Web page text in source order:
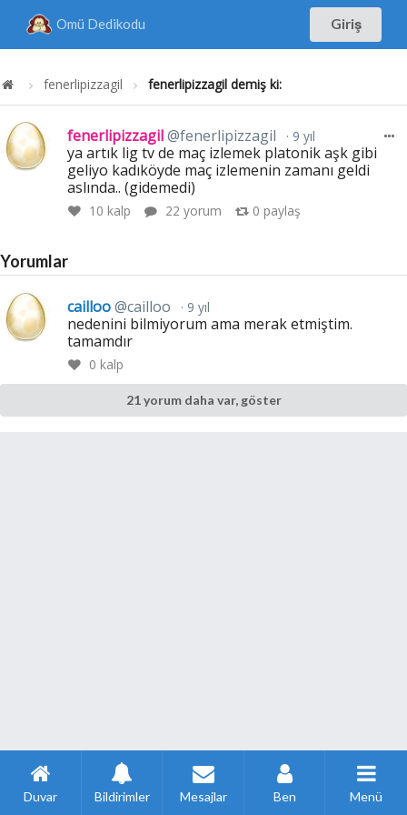
Omü Dedikodu Giriş
fenerlipizzagil fenerlipizzagil demiş ki:
fenerlipizzagil@fenerlipizzagil 9 yıl
ya artık lig tv de maç izlemek platonik aşk gibi
geliyo kadıköyde maç izlemenin zamanı geldi
aslında.. (gidemedi)
10 kalp 22 yorum 0 paylaş
Yorumlar
cailloo@cailloo 9 yıl
nedenini bilmiyorum ama merak etmiştim.
tamamdır
0 kalp
21 yorum daha var, göster
Duvar Bildirimler Mesajlar Ben Menü